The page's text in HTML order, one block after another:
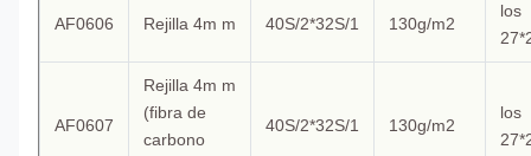
AF0606 Rejilla 4m m 40S/2*32S/1 130g/m2
los
AF0607
Rejilla 4m m
(fibra de
carbono
40S/2*32S/1 130g/m2
los